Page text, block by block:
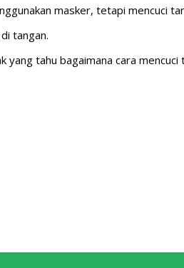
masker, tetapi mencuci
tangan.
tahu bagaimana cara mencuci